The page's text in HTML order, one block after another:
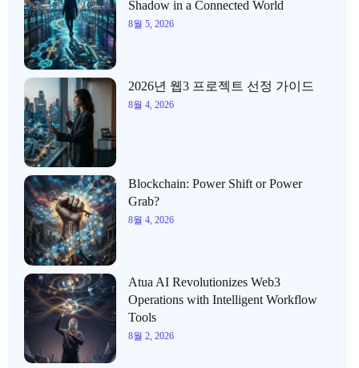
Shadow in a Connected World
8월 5, 2026
2026년 웹3 프로젝트 선정 가이드
8월 4, 2026
Blockchain: Power Shift or Power
Grab?
8월 4, 2026
Atua AI Revolutionizes Web3
Operations with Intelligent Workflow
Tools
8월 2, 2026